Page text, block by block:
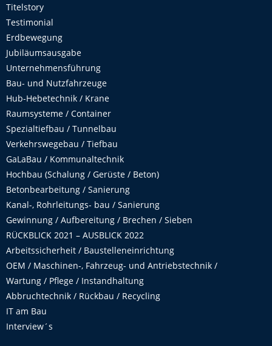
Titelstory
Testimonial
Erdbewegung
Jubiläumsausgabe
Unternehmensführung
Bau- und Nutzfahrzeuge
Hub-Hebetechnik / Krane
Raumsysteme / Container
Spezialtiefbau / Tunnelbau
Verkehrswegebau / Tiefbau
GaLaBau / Kommunaltechnik
Hochbau (Schalung / Gerüste / Beton)
Betonbearbeitung / Sanierung
Kanal-, Rohrleitungs- bau / Sanierung
Gewinnung / Aufbereitung / Brechen / Sieben
RÜCKBLICK 2021 – AUSBLICK 2022
Arbeitssicherheit / Baustelleneinrichtung
OEM / Maschinen-, Fahrzeug- und Antriebstechnik /
Wartung / Pflege / Instandhaltung
Abbruchtechnik / Rückbau / Recycling
IT am Bau
Interview´s